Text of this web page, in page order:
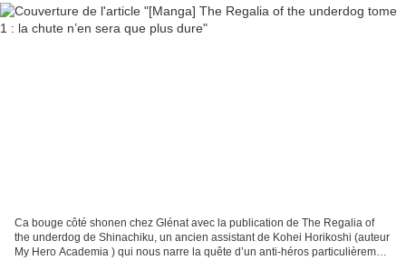
Ca bouge côté shonen chez Glénat avec la publication de The Regalia of
the underdog de Shinachiku, un ancien assistant de Kohei Horikoshi (auteur
My Hero Academia ) qui nous narre la quête d’un anti-héros particulièrement